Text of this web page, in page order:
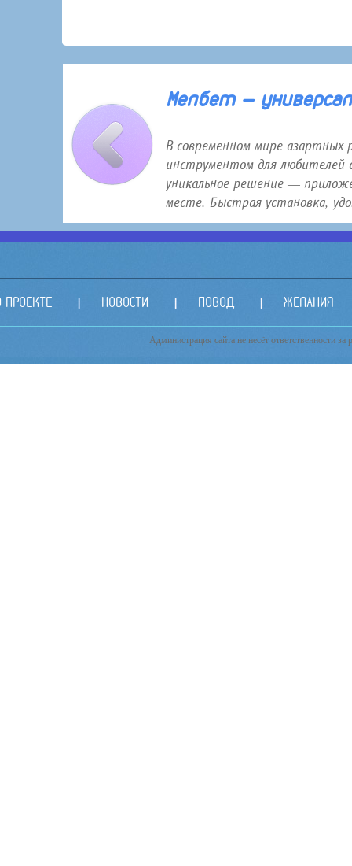
Мелбет —
В современном мире азартных
инструментом для любителей
уникальное решение —
месте. Быстрая установка,
ПРОЕКТЕ НОВОСТИ ПОВОД ЖЕЛАНИЯ
Администрация сайта не несёт ответственности